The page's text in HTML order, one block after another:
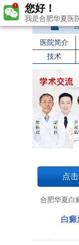
医院简介
技术
点
合肥华夏白
白
您好！
我是合肥华夏医